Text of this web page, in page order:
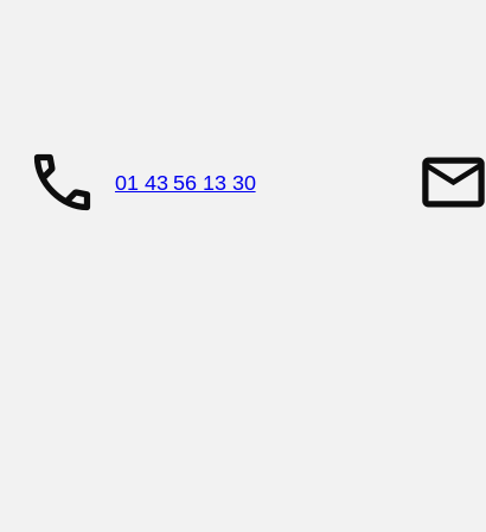
call 01 43 56 13 30 mail